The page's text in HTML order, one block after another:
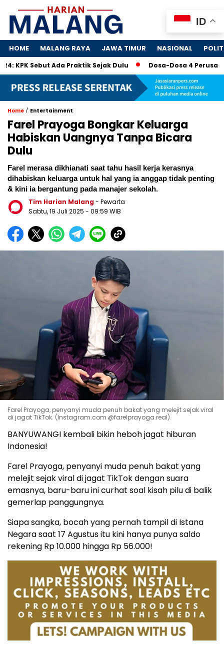
HOME MALANG RAYA JAWA TIMUR NASIONAL
Ada Praktik Sejak Dulu Dosa-Dosa 4 Perusahaan
Home / Entertainment
Farel Prayoga Bongkar Keluarga
Habiskan Uangnya Tanpa Bicara
Dulu
Farel merasa dikhianati saat tahu hasil kerja kerasnya
dihabiskan keluarga untuk hal yang ia anggap tidak penting
& kini ia bergantung pada manajer sekolah.
Tim Harian Malang- Pewarta
Sabtu, 19 Juli 2025 - 09:59 WIB
Farel Prayoga, penyanyi muda penuh bakat yang melejit sejak viral
di jagat TikTok. (Instagram.com @farelprayoga.real).
BANYUWANGI kembali bikin heboh jagat hiburan
Indonesia!
Farel Prayoga, penyanyi muda penuh bakat yang
melejit sejak viral di jagat TikTok dengan suara
emasnya, baru-baru ini curhat soal kisah pilu di balik
gemerlap panggungnya.
Siapa sangka, bocah yang pernah tampil di Istana
Negara saat 17 Agustus itu kini hanya punya saldo
rekening Rp 10.000 hingga Rp 56.000!
ID